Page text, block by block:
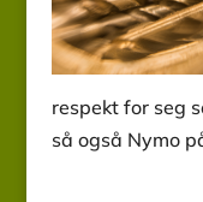
respekt for seg
så også Nymo